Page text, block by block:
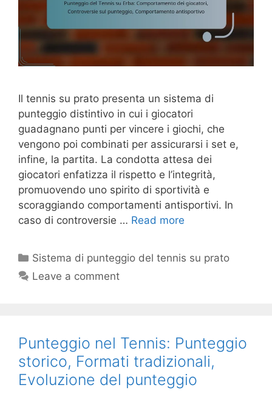
Il tennis su prato presenta un sistema di
punteggio distintivo in cui i giocatori
guadagnano punti per vincere i giochi, che
vengono poi combinati per assicurarsi i set e,
infine, la partita. La condotta attesa dei
giocatori enfatizza il rispetto e l’integrità,
promuovendo uno spirito di sportività e
scoraggiando comportamenti antisportivi. In
caso di controversie … Read more
Categories
Sistema di punteggio del tennis su prato
Leave a comment
Punteggio nel Tennis: Punteggio
storico, Formati tradizionali,
Evoluzione del punteggio